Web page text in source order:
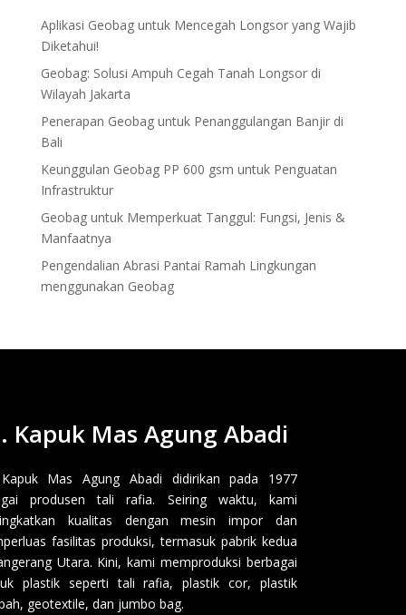
Aplikasi Geobag untuk Mencegah Longsor yang Wajib
Diketahui!
Geobag: Solusi Ampuh Cegah Tanah Longsor di
Wilayah Jakarta
Penerapan Geobag untuk Penanggulangan Banjir di
Bali
Keunggulan Geobag PP 600 gsm untuk Penguatan
Infrastruktur
Geobag untuk Memperkuat Tanggul: Fungsi, Jenis &
Manfaatnya
Pengendalian Abrasi Pantai Ramah Lingkungan
menggunakan Geobag
Kapuk Mas Agung Abadi
Mas Agung Abadi didirikan pada 1977
produsen tali rafia. Seiring waktu, kami
kualitas dengan mesin impor dan
fasilitas produksi, termasuk pabrik kedua
Utara. Kini, kami memproduksi berbagai
plastik seperti tali rafia, plastik cor, plastik
geotextile, dan jumbo bag.